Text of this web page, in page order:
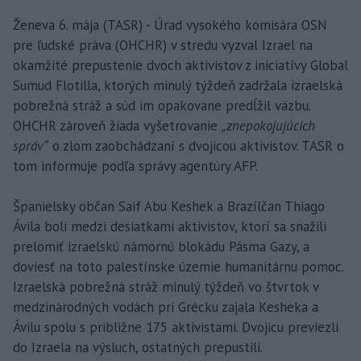
Ženeva 6. mája (TASR) - Úrad vysokého komisára OSN
pre ľudské práva (OHCHR) v stredu vyzval Izrael na
okamžité prepustenie dvoch aktivistov z iniciatívy Global
Sumud Flotilla, ktorých minulý týždeň zadržala izraelská
pobrežná stráž a súd im opakovane predĺžil väzbu.
OHCHR zároveň žiada vyšetrovanie „znepokojujúcich
správ“ o zlom zaobchádzaní s dvojicou aktivistov. TASR o
tom informuje podľa správy agentúry AFP.
Španielsky občan Saif Abu Keshek a Brazílčan Thiago
Ávila boli medzi desiatkami aktivistov, ktorí sa snažili
prelomiť izraelskú námornú blokádu Pásma Gazy, a
doviesť na toto palestínske územie humanitárnu pomoc.
Izraelská pobrežná stráž minulý týždeň vo štvrtok v
medzinárodných vodách pri Grécku zajala Kesheka a
Ávilu spolu s približne 175 aktivistami. Dvojicu previezli
do Izraela na výsluch, ostatných prepustili.